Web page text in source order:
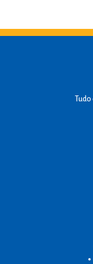
Tudo